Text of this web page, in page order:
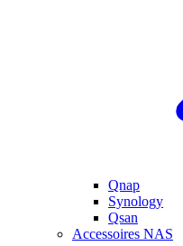
Qnap
Synology
Qsan
Accessoires NAS